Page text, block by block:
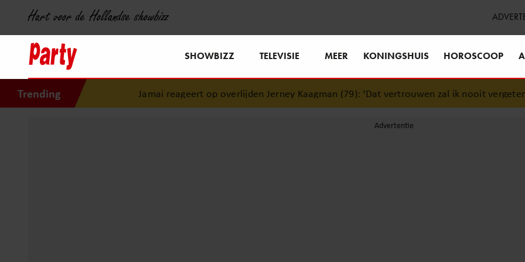
Hart voor de Hollandse showbizz
SHOWBIZZ TELEVISIE MEER KONINGSHUIS HOROSCOOP
Trending Jamai reageert op overlijden Jerney Kaagman (79): ‘Dat vertrouwen zal ik nooit vergeten’•Waarom